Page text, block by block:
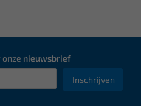
onze nieuwsbrief
Inschrijven